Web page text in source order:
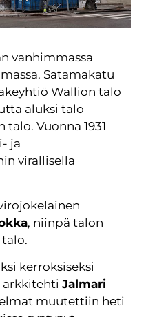
vanhimmassa
Satamakatu
Wallion talo
aluksi talo
Vuonna 1931
ja
virallisella
, niinpä talon
kerroksiseksi
arkkitehtiJalmari
muutettiin heti